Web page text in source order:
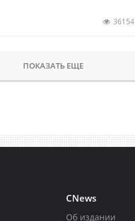
36154
ПОКАЗАТЬ ЕЩЕ
CNews
Об издании